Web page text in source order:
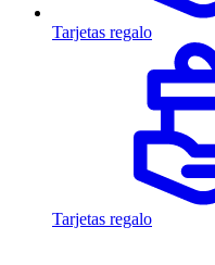
Tarjetas regalo
Tarjetas regalo